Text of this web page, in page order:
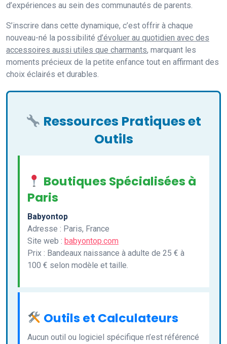
d’expériences au sein des communautés de parents.
S’inscrire dans cette dynamique, c’est offrir à chaque
nouveau-né la possibilité d’évoluer au quotidien avec des
accessoires aussi utiles que charmants, marquant les
moments précieux de la petite enfance tout en affirmant des
choix éclairés et durables.
Ressources Pratiques et
Outils
Boutiques Spécialisées à
Paris
Babyontop
Adresse : Paris, France
Site web : babyontop.com
Prix : Bandeaux naissance à adulte de 25 € à
100 € selon modèle et taille.
Outils et Calculateurs
Aucun outil ou logiciel spécifique n’est référencé